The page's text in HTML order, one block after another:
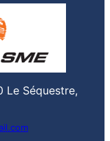
Le Séquestre,